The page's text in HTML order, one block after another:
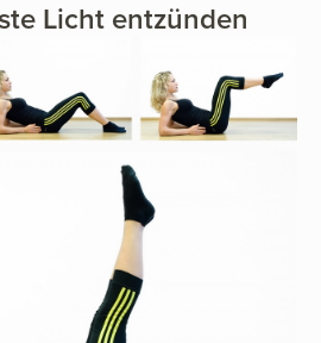
Licht entzünden